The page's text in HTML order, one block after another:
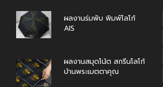
ผลงานร่มพับ พิมพ์โลโก้
AIS
ผลงานสมุดโน้ต สกรีนโลโก้
บ้านพระเมตตาคุณ